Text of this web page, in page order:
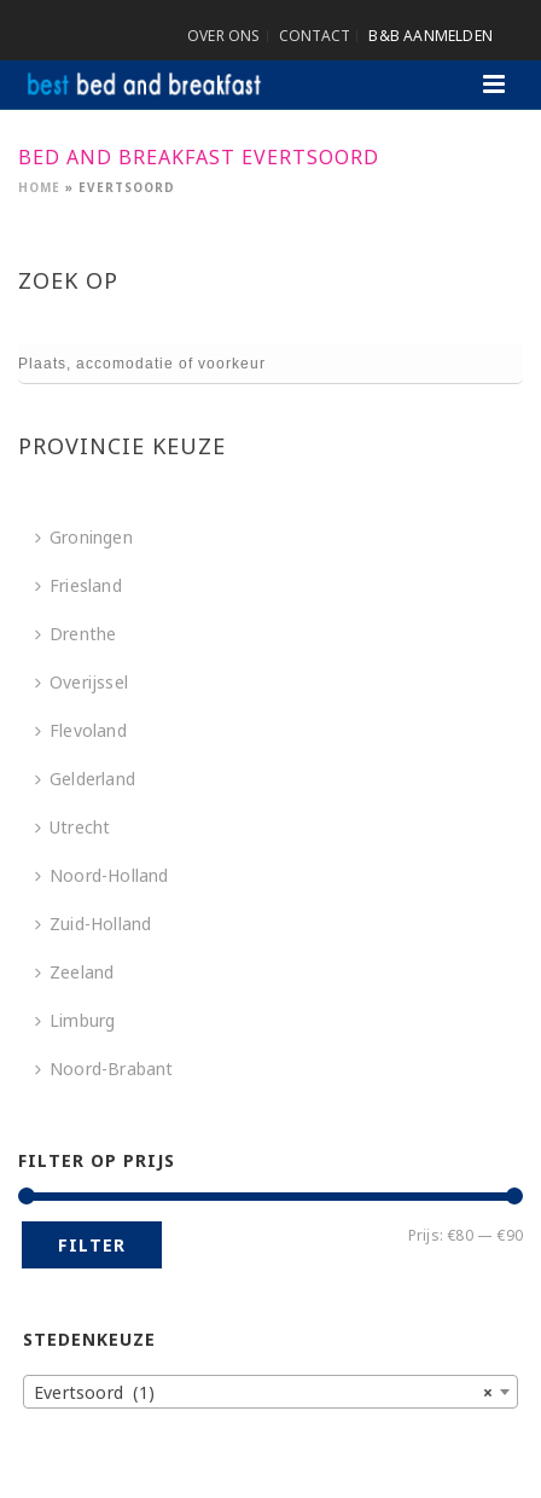
OVER ONS CONTACT B&B AANMELDEN
BED AND BREAKFAST EVERTSOORD
HOME » EVERTSOORD
ZOEK OP
PROVINCIE KEUZE
Groningen
Friesland
Drenthe
Overijssel
Flevoland
Gelderland
Utrecht
Noord-Holland
Zuid-Holland
Zeeland
Limburg
Noord-Brabant
FILTER OP PRIJS
FILTER Prijs:€80—€90
STEDENKEUZE
×
Evertsoord (1)